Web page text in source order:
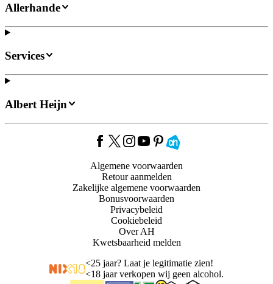
Allerhande
Services
Albert Heijn
Algemene voorwaarden
Retour aanmelden
Zakelijke algemene voorwaarden
Bonusvoorwaarden
Privacybeleid
Cookiebeleid
Over AH
Kwetsbaarheid melden
<25 jaar? Laat je legitimatie zien!
<18 jaar verkopen wij geen alcohol.